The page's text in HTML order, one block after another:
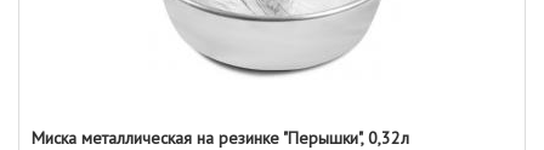
Миска металлическая на резинке "Перышки", 0,32л